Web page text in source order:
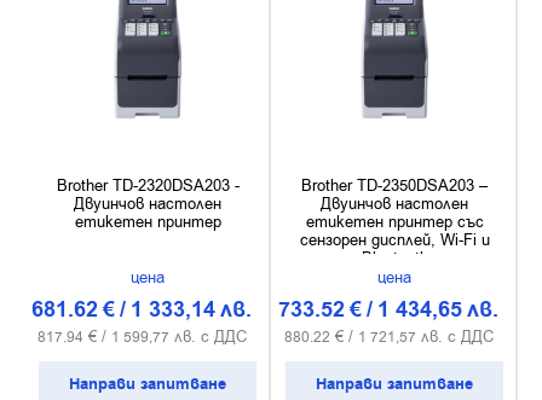
Brother TD-2320DSA203 -
Двуинчов настолен
етикетен принтер
цена
681.62€/ 1 333,14лв.
817.94 € / 1 599,77 лв. с ДДС
Направи запитване
Brother TD-2350DSA203 –
Двуинчов настолен
етикетен принтер със
сензорен дисплей, Wi-Fi и
Bluetooth
цена
733.52€/ 1 434,65лв.
880.22 € / 1 721,57 лв. с ДДС
Направи запитване